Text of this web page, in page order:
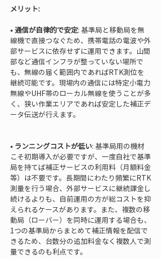
メリット:
• 通信が自律的で安定: 基準局と移動局を無
線機で直接つなぐため、携帯電話の電波や外
部サービスに依存せずに運用できます。山間
部など通信インフラが整っていない場所で
も、無線の届く範囲内であればRTK測位を
継続可能です。現場内の通信には特定小電力
無線やUHF帯のローカル無線を使うことが多
く、狭い作業エリアであれば安定した補正デ
ータ伝送が行えます。
• ランニングコストが低い: 基準局用の機材
こそ初期導入が必要ですが、一度自社で基準
局を持てば補正サービスの利用料（月額料金
等）は不要です。長期間にわたり頻繁にRTK
測量を行う場合、外部サービスに継続課金し
続けるよりも、自前運用の方が総コストを抑
えられるケースがあります。また、複数の移
動局（ローバー）を同時に運用する場合も、
1つの基準局からまとめて補正情報を配信で
きるため、台数分の追加料金なく複数人で測
量できるのも利点です。